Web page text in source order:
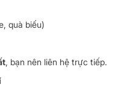
quà biếu)
, bạn nên liên hệ trực tiếp.